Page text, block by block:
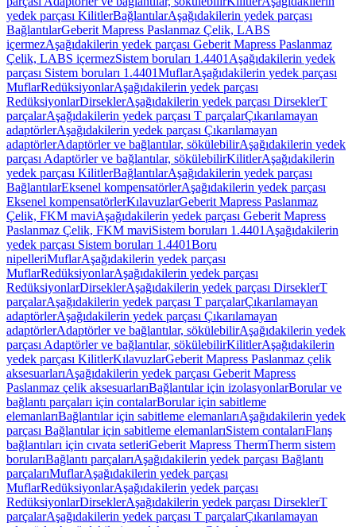
yedek parçası KilitlerBağlantılarAşağıdakilerin yedek parçası
BağlantılarGeberit Mapress Paslanmaz Çelik, LABS
içermezAşağıdakilerin yedek parçası Geberit Mapress Paslanmaz
Çelik, LABS içermezSistem boruları 1.4401 Aşağıdakilerin yedek
parçası Sistem boruları 1.4401MuflarAşağıdakilerin yedek parçası
MuflarRedüksiyonlarAşağıdakilerin yedek parçası
RedüksiyonlarDirseklerAşağıdakilerin yedek parçası DirseklerT
parçalarAşağıdakilerin yedek parçası T parçalarÇıkarılamayan
adaptörlerAşağıdakilerin yedek parçası Çıkarılamayan
adaptörlerAdaptörler ve bağlantılar, sökülebilirAşağıdakilerin yedek
parçası Adaptörler ve bağlantılar, sökülebilirKilitlerAşağıdakilerin
yedek parçası KilitlerBağlantılarAşağıdakilerin yedek parçası
BağlantılarEksenel kompensatörlerAşağıdakilerin yedek parçası
Eksenel kompensatörlerKılavuzlarGeberit Mapress Paslanmaz
Çelik, FKM maviAşağıdakilerin yedek parçası Geberit Mapress
Paslanmaz Çelik, FKM maviSistem boruları 1.4401 Aşağıdakilerin
yedek parçası Sistem boruları 1.4401Boru
nipelleriMuflarAşağıdakilerin yedek parçası
MuflarRedüksiyonlarAşağıdakilerin yedek parçası
RedüksiyonlarDirseklerAşağıdakilerin yedek parçası DirseklerT
parçalarAşağıdakilerin yedek parçası T parçalarÇıkarılamayan
adaptörlerAşağıdakilerin yedek parçası Çıkarılamayan
adaptörlerAdaptörler ve bağlantılar, sökülebilirAşağıdakilerin yedek
parçası Adaptörler ve bağlantılar, sökülebilirKilitlerAşağıdakilerin
yedek parçası KilitlerKılavuzlarGeberit Mapress Paslanmaz çelik
aksesuarlarıAşağıdakilerin yedek parçası Geberit Mapress
Paslanmaz çelik aksesuarlarıBağlantılar için izolasyonlarBorular ve
bağlantı parçaları için contalarBorular için sabitleme
elemanlarıBağlantılar için sabitleme elemanlarıAşağıdakilerin yedek
parçası Bağlantılar için sabitleme elemanlarıSistem contalarıFlanş
bağlantıları için cıvata setleriGeberit Mapress ThermTherm sistem
borularıBağlantı parçalarıAşağıdakilerin yedek parçası Bağlantı
parçalarıMuflarAşağıdakilerin yedek parçası
MuflarRedüksiyonlarAşağıdakilerin yedek parçası
RedüksiyonlarDirseklerAşağıdakilerin yedek parçası DirseklerT
parçalarAşağıdakilerin yedek parçası T parçalarÇıkarılamayan